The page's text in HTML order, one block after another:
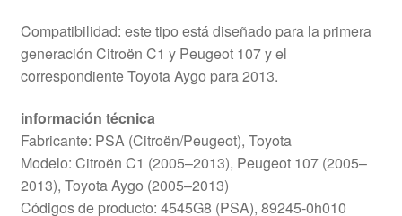
Compatibilidad: este tipo está diseñado para la primera
generación Citroën C1 y Peugeot 107 y el
correspondiente Toyota Aygo para 2013.
información técnica
Fabricante: PSA (Citroën/Peugeot), Toyota
Modelo: Citroën C1 (2005–2013), Peugeot 107 (2005–
2013), Toyota Aygo (2005–2013)
Códigos de producto: 4545G8 (PSA), 89245-0h010